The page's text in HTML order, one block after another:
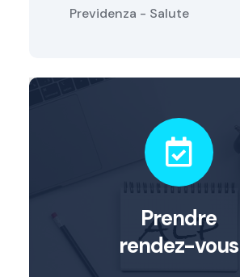
Previdenza - Salute
Prendre
rendez-vous